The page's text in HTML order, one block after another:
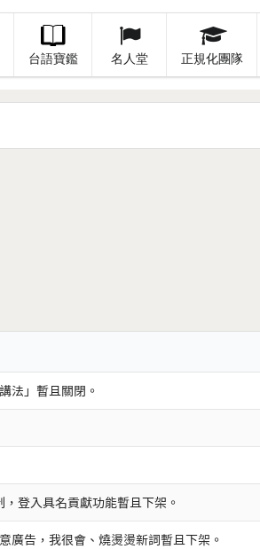
台語寶鑑 名人堂 正規化團隊
法」暫且關閉。
登入具名貢獻功能暫且下架。
廣告，我很會、燒燙燙新詞暫且下架。